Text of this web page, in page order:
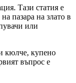
Тази статия е
пазара на злато в
или
кюлче, купено
въпрос е